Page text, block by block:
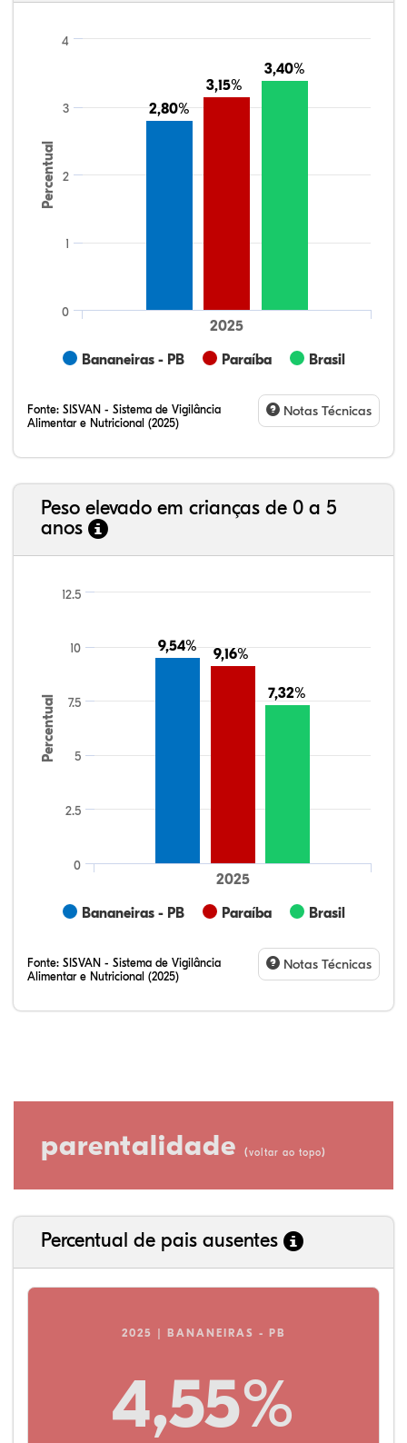
Percentual
2,80%
2,80%
3,15%
3,15%
3,40%
3,40%
Bananeiras - PB Paraíba Brasil
2025
0
1
2
3
4
Fonte: SISVAN - Sistema de Vigilância
Alimentar e Nutricional (2025)
Notas Técnicas
Peso elevado em crianças de 0 a 5
anos
Percentual
9,54%
9,54% 9,16%
9,16%
7,32%
7,32%
Bananeiras - PB Paraíba Brasil
2025
0
2.5
5
7.5
10
12.5
Fonte: SISVAN - Sistema de Vigilância
Alimentar e Nutricional (2025)
Notas Técnicas
parentalidade (voltar ao topo)
Percentual de pais ausentes
2025 | BANANEIRAS - PB
4,55%
10,43%
2,67%
0,26%
79,61%
1,66%
5,37%
21,99%
7,16%
0,36%
66,18%
2,81%
1,50%